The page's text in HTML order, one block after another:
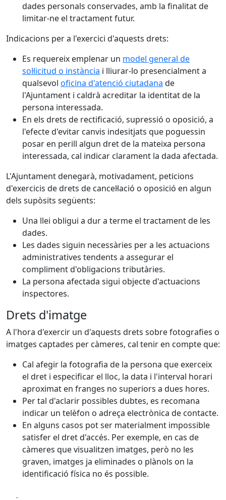
dades personals conservades, amb la finalitat de
limitar-ne el tractament futur.
Indicacions per a l'exercici d'aquests drets:
Es requereix emplenar un model general de
sol·licitud o instància i lliurar-lo presencialment a
qualsevol oficina d'atenció ciutadana de
l'Ajuntament i caldrà acreditar la identitat de la
persona interessada.
En els drets de rectificació, supressió o oposició, a
l'efecte d'evitar canvis indesitjats que poguessin
posar en perill algun dret de la mateixa persona
interessada, cal indicar clarament la dada afectada.
L'Ajuntament denegarà, motivadament, peticions
d'exercicis de drets de cancel·lació o oposició en algun
dels supòsits següents:
Una llei obligui a dur a terme el tractament de les
dades.
Les dades siguin necessàries per a les actuacions
administratives tendents a assegurar el
compliment d'obligacions tributàries.
La persona afectada sigui objecte d'actuacions
inspectores.
Drets d'imatge
A l'hora d'exercir un d'aquests drets sobre fotografies o
imatges captades per càmeres, cal tenir en compte que:
Cal afegir la fotografia de la persona que exerceix
el dret i especificar el lloc, la data i l'interval horari
aproximat en franges no superiors a dues hores.
Per tal d'aclarir possibles dubtes, es recomana
indicar un telèfon o adreça electrònica de contacte.
En alguns casos pot ser materialment impossible
satisfer el dret d'accés. Per exemple, en cas de
càmeres que visualitzen imatges, però no les
graven, imatges ja eliminades o plànols on la
identificació física no és possible.